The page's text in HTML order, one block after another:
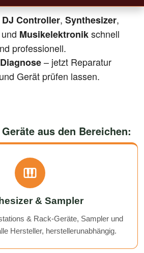
DJ Controller, Synthesizer,
Musikelektronikschnell
professionell.
– jetzt Reparatur
Gerät prüfen lassen.
aus den Bereichen:
& Sampler
& Rack-Geräte, Sampler und
Hersteller, herstellerunabhängig.